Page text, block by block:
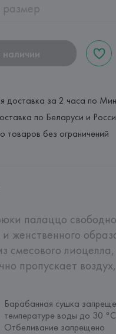
размер
наличии
доставка за 2 часа по
по Беларуси и
товаров без ограничений
палаццо
и женственного
смесового
пропускает
Барабанная сушка
температуре воды до 30
Отбеливание запрещено